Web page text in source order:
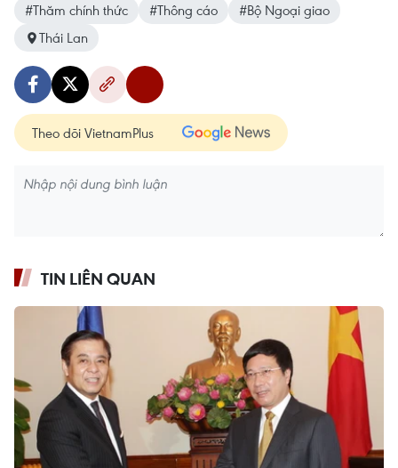
#Thăm chính thức
#Thông cáo
#Bộ Ngoại giao
Thái Lan
Theo dõi VietnamPlus
TIN LIÊN QUAN